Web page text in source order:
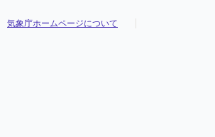
気象庁ホームページについて